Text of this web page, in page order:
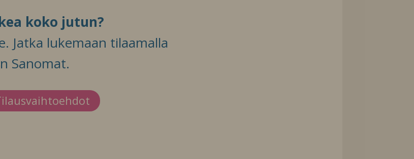
koko jutun?
Jatka lukemaan tilaamalla
Sanomat.